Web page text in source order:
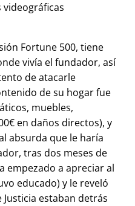
Fortune 500, tiene
vivía el fundador, así
de atacarle
de su hogar fue
muebles,
en daños directos), y
absurda que le haría
tras dos meses de
empezado a apreciar al
educado) y le reveló
estaban detrás